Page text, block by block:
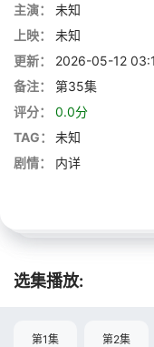
主演：
未知
上映：
未知
更新：
2026-05-12
备注：
第35集
评分：
0.0分
TAG：
未知
剧情：
内详
选集播放:
第1集 第2集